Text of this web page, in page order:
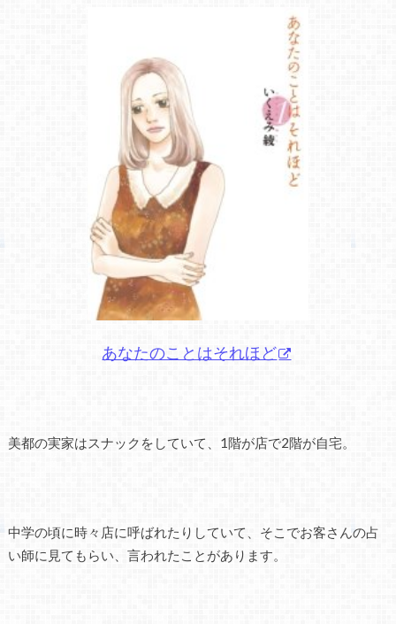
あなたのことはそれほど
美都の実家はスナックをしていて、1階が店で2階が自宅。
中学の頃に時々店に呼ばれたりしていて、そこでお客さんの占
い師に見てもらい、言われたことがあります。